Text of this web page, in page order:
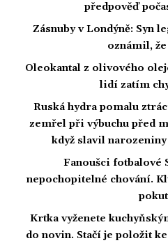
předpověď
Zásnuby v Londýně: Syn
oznámil,
Oleokantal z olivového
lidí zatím
Ruská hydra pomalu
zemřel při výbuchu před
když slavil
Fanoušci fotbalové
nepochopitelné chování.
Krtka vyženete
do novin. Stačí je položit